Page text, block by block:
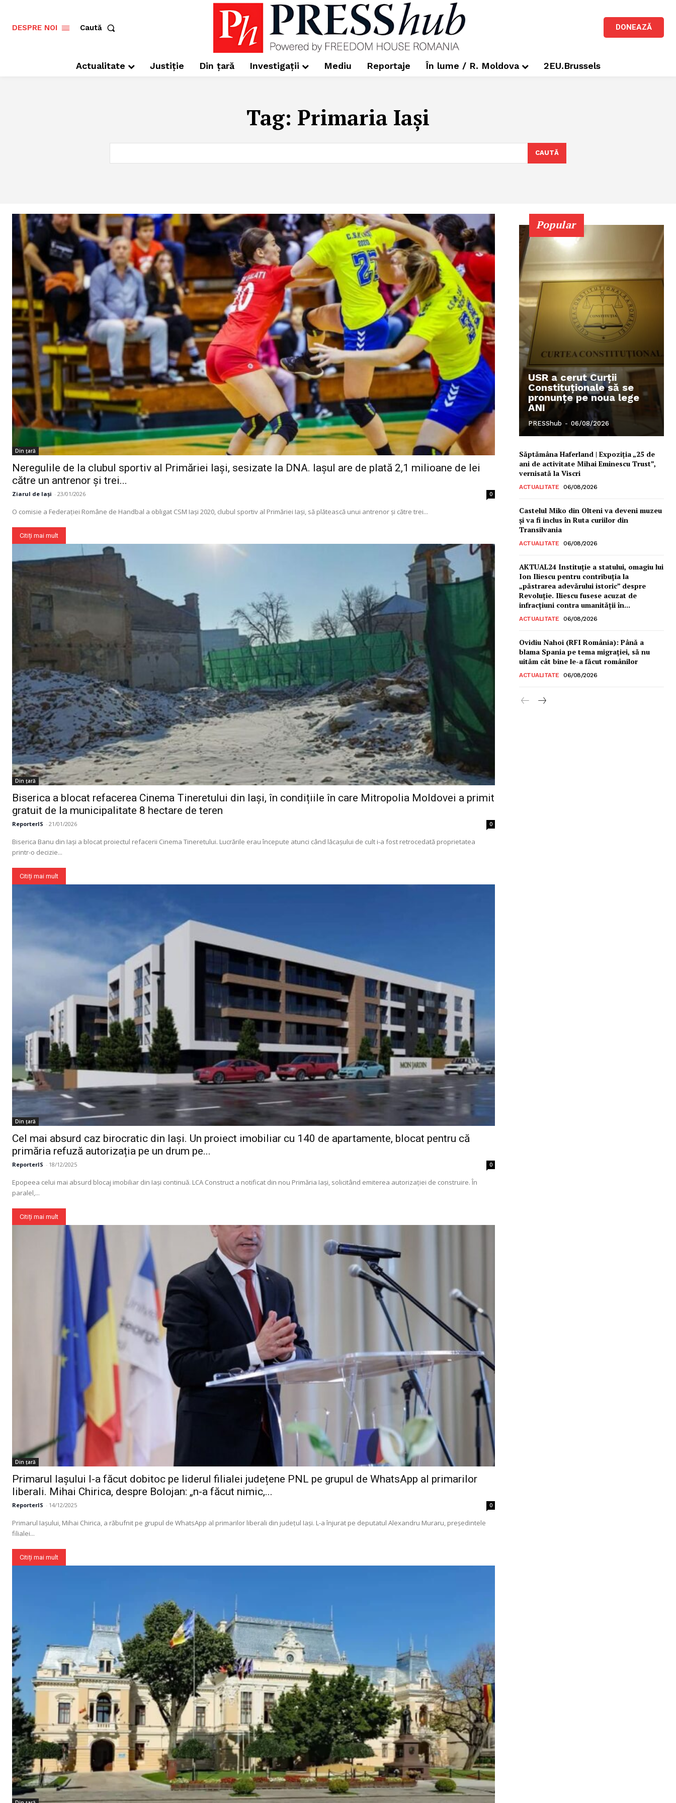
FREEDOM HOUSE
PRESShub
Despre noi / Echipa
Rețea
DESPRE NOI Caută DONEAZĂ
Actualitate Justiție Din țară Investigații Mediu Reportaje În lume / R. Moldova 2EU.Brussels
Tag: Primaria Iași
CAUTĂ
Din țară
Neregulile de la clubul sportiv al Primăriei Iași, sesizate la DNA. Iașul are de plată 2,1 milioane de lei
către un antrenor și trei...
Ziarul de Iași - 23/01/2026 0
O comisie a Federației Române de Handbal a obligat CSM Iași 2020, clubul sportiv al Primăriei Iași, să plătească unui antrenor și către trei...
Citiți mai mult
Din țară
Biserica a blocat refacerea Cinema Tineretului din Iași, în condițiile în care Mitropolia Moldovei a primit
gratuit de la municipalitate 8 hectare de teren
ReporterIS - 21/01/2026 0
Biserica Banu din Iași a blocat proiectul refacerii Cinema Tineretului. Lucrările erau începute atunci când lăcașului de cult i-a fost retrocedată proprietatea
printr-o decizie...
Citiți mai mult
Din țară
Cel mai absurd caz birocratic din Iași. Un proiect imobiliar cu 140 de apartamente, blocat pentru că
primăria refuză autorizația pe un drum pe...
ReporterIS - 18/12/2025 0
Epopeea celui mai absurd blocaj imobiliar din Iași continuă. LCA Construct a notificat din nou Primăria Iași, solicitând emiterea autorizației de construire. În
paralel,...
Citiți mai mult
Din țară
Primarul Iașului l-a făcut dobitoc pe liderul filialei județene PNL pe grupul de WhatsApp al primarilor
liberali. Mihai Chirica, despre Bolojan: „n-a făcut nimic,...
ReporterIS - 14/12/2025 0
Primarul Iașului, Mihai Chirica, a răbufnit pe grupul de WhatsApp al primarilor liberali din județul Iași. L-a înjurat pe deputatul Alexandru Muraru, președintele
filialei...
Citiți mai mult
Popular
USR a cerut Curții
Constituționale să se
pronunțe pe noua lege
ANI
PRESShub - 06/08/2026
Săptămâna Haferland | Expoziţia „25 de
ani de activitate Mihai Eminescu Trust”,
vernisată la Viscri
ACTUALITATE 06/08/2026
Castelul Miko din Olteni va deveni muzeu
şi va fi inclus în Ruta curiilor din
Transilvania
ACTUALITATE 06/08/2026
AKTUAL24 Instituție a statului, omagiu lui
Ion Iliescu pentru contribuția la
„păstrarea adevărului istoric” despre
Revoluție. Iliescu fusese acuzat de
infracțiuni contra umanității în...
ACTUALITATE 06/08/2026
Ovidiu Nahoi (RFI România): Până a
blama Spania pe tema migrației, să nu
uităm cât bine le-a făcut românilor
ACTUALITATE 06/08/2026